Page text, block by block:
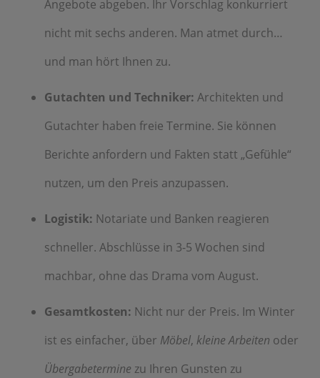
Angebote abgeben. Ihr Vorschlag konkurriert
nicht mit sechs anderen. Man atmet durch…
und man hört Ihnen zu.
Gutachten und Techniker: Architekten und
Gutachter haben freie Termine. Sie können
Berichte anfordern und Fakten statt „Gefühle“
nutzen, um den Preis anzupassen.
Logistik: Notariate und Banken reagieren
schneller. Abschlüsse in 3-5 Wochen sind
machbar, ohne das Drama vom August.
Gesamtkosten: Nicht nur der Preis. Im Winter
ist es einfacher, über Möbel,kleine Arbeiten oder
Übergabetermine zu Ihren Gunsten zu